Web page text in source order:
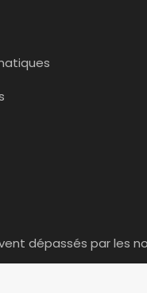
dépassés par les